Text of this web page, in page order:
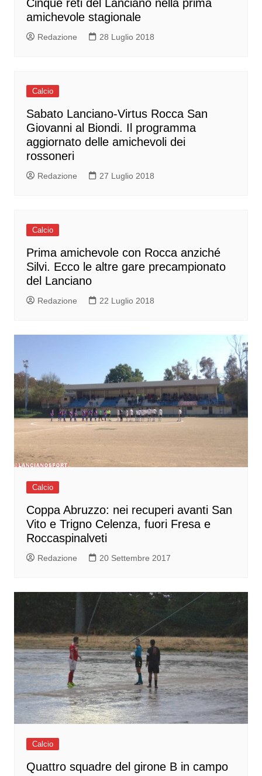
Cinque reti del Lanciano nella prima
amichevole stagionale
Redazione 28 Luglio 2018
Calcio
Sabato Lanciano-Virtus Rocca San
Giovanni al Biondi. Il programma
aggiornato delle amichevoli dei
rossoneri
Redazione 27 Luglio 2018
Calcio
Prima amichevole con Rocca anziché
Silvi. Ecco le altre gare precampionato
del Lanciano
Redazione 22 Luglio 2018
Calcio
Coppa Abruzzo: nei recuperi avanti San
Vito e Trigno Celenza, fuori Fresa e
Roccaspinalveti
Redazione 20 Settembre 2017
Calcio
Quattro squadre del girone B in campo